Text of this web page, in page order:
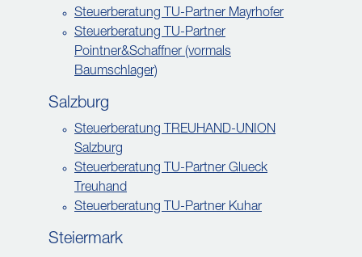
Steuerberatung TU-Partner Mayrhofer
Steuerberatung TU-Partner
Pointner&Schaffner (vormals
Baumschlager)
Salzburg
Steuerberatung TREUHAND-UNION
Salzburg
Steuerberatung TU-Partner Glueck
Treuhand
Steuerberatung TU-Partner Kuhar
Steiermark